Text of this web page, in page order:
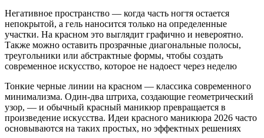
Негативное пространство — когда часть ногтя остается
непокрытой, а гель наносится только на определенные
участки. На красном это выглядит графично и невероятно.
Также можно оставить прозрачные диагональные полосы,
треугольники или абстрактные формы, чтобы создать
современное искусство, которое не надоест через неделю
Тонкие черные линии на красном — классика современного
минимализма. Один-два штриха, создающие геометрический
узор, — и обычный красный маникюр превращается в
произведение искусства. Идеи красного маникюра 2026 часто
основываются на таких простых, но эффектных решениях